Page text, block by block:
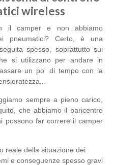
wireless
il camper e non abbiamo
pneumatici? Certo, è una
spesso, soprattutto sui
si utilizzano per andare in
un po' di tempo con la
sempre a pieno carico,
che abbiamo il baricentro
possono far correre il camper
reale della situazione dei
e conseguenze spesso gravi